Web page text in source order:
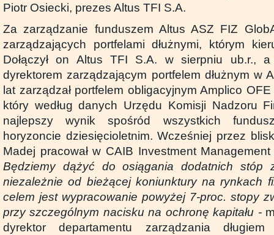
Piotr Osiecki, prezes Altus TFI S.A.
Za zarządzanie funduszem Altus ASZ FIZ
zarządzających portfelami dłużnymi, którym
Dołączył on Altus TFI S.A. w sierpniu ub.r.,
dyrektorem zarządzającym portfelem dłużnym w
lat zarządzał portfelem obligacyjnym Amplico
który według danych Urzędu Komisji Nadzoru
najlepszy wynik spośród wszystkich
horyzoncie dziesięcioletnim. Wcześniej przez
Madej pracował w CAIB Investment
Będziemy dążyć do osiągania dodatnich stóp
niezależnie od bieżącej koniunktury na rynkach
celem jest wypracowanie powyżej 7-proc. stopy
przy szczególnym nacisku na ochronę kapitału -
dyrektor departamentu zarządzania